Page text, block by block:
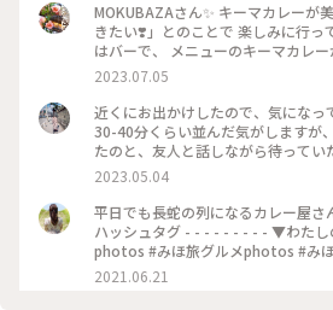
MOKUBAZAさん✨ キーマカレーが
きたい❣️」とのことで 楽しみに行
はバーで、 メニューのキーマカレ
イムも営業するようになったとのこ
て作るキーマカレーは 本当に味わ
で とても美味しいです✨ さらに、小
添加物 なども入っていないそうで
す(o^^o) 私たちは、チーズキーマ
と一緒にいただきました♡ モッツァ
とても美味しかったです❣️ 他にもナ
アンダーキーマカレー、 アボカドキ
にうかがうのが楽しみになりまし
より徒歩9分 ★副都心線北参道駅よ
谷駅より徒歩10分 ★大江戸線国立
#MOKUBAZA #私のことりっぷ旅 #
2023.07.05
近くにお出かけしたので、気になっ
30-40分くらい並んだ気がしますが
たのと、友人と話しながら待ってい
は14時までらしいですが、その時
みたいです🙆🏻‍♀️ 私は、焼きエッグ
¥1,280）をいただきました🍛 熱々で
好みの辛さでした（辛いのが苦手
何より、スパイスの香りが最高でし
るな、、という感じです。 帰宅して
た食べたくなってます😂💓
2023.05.04
平日でも長蛇の列になるカレー屋
ハッシュタグ - - - - - - - - - ▼わたしの投稿写真まとめ #みほ旅
photos #みほ旅グルメphotos #みほ旅東
東京都 #東京 #表参道 #東京カ
ー #モクバザ #MOKUBAZA #夏色
2021.06.21